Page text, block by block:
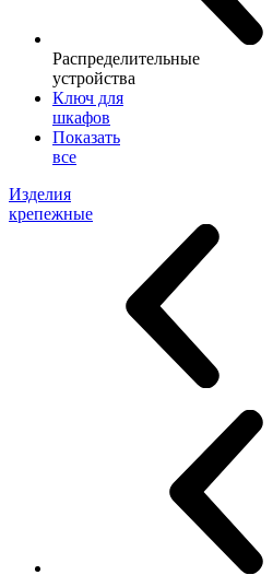
Распределительные
устройства
Ключ для
шкафов
Показать
все
Изделия
крепежные